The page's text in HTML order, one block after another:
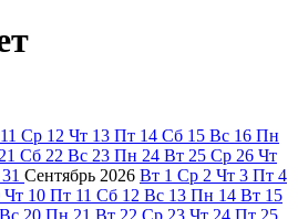
11 Ср 12 Чт 13 Пт 14 Сб 15 Вс 16 Пн
21 Сб 22 Вс 23 Пн 24 Вт 25 Ср 26 Чт
31 Сентябрь 2026 Вт 1 Ср 2 Чт 3 Пт 4
Чт 10 Пт 11 Сб 12 Вс 13 Пн 14 Вт 15
Вс 20 Пн 21 Вт 22 Ср 23 Чт 24 Пт 25